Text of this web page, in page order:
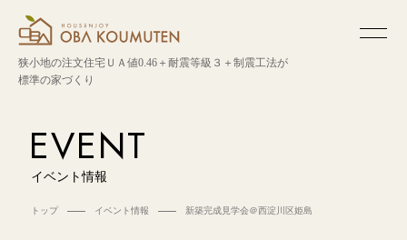
狭小地の注文住宅ＵＡ値0.46＋耐震等級３＋制震工法が
標準の家づくり
EVENT
イベント情報
トップ イベント情報 新築完成見学会＠西淀川区姫島